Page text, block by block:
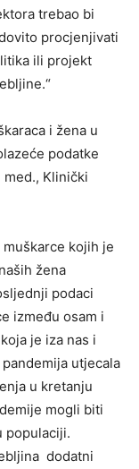
trebao bi
procjenjivati
ili projekt
i žena u
podatke
med., Klinički
kojih je
žena
podaci
između osam i
je iza nas i
utjecala
u kretanju
mogli biti
populaciji.
dodatni